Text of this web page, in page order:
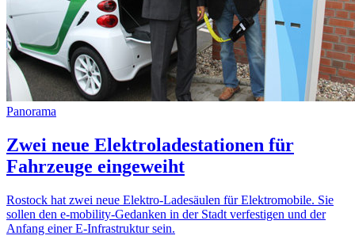
Panorama
Zwei neue Elektroladestationen für
Fahrzeuge eingeweiht
Rostock hat zwei neue Elektro-Ladesäulen für Elektromobile. Sie
sollen den e-mobility-Gedanken in der Stadt verfestigen und der
Anfang einer E-Infrastruktur sein.